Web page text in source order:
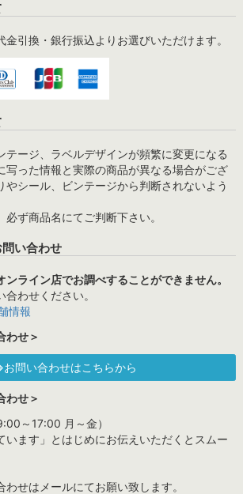
引換・銀行振込よりお選びいただけます。
テージ、ラベルデザインが頻繁に変更になる
写った情報と実際の商品が異なる場合がござ
やシール、ビンテージから判断されないよう
ず商品名にてご判断下さい。
い合わせ
ンライン店でお調べすることができません。
わせください。
情報
わせ＞
問い合わせはこちらから
わせ＞
～17:00 月～金）
います」とはじめにお伝えいただくとスムー
せはメールにてお願い致します。